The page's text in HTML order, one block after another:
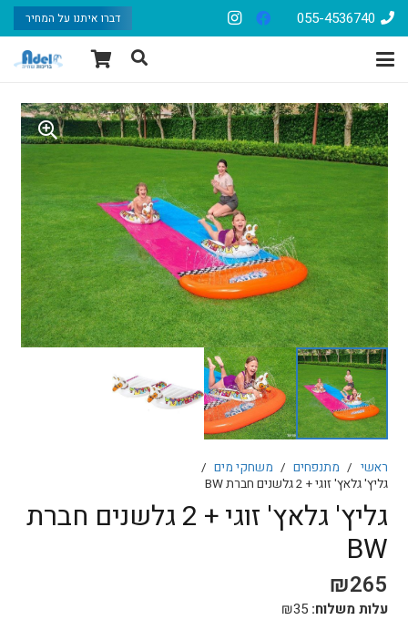
055-4536740 דברו איתנו על המחיר
ראשי / מתנפחים / משחקי מים /
גליץ' גלאץ' זוגי + 2 גלשנים חברת BW
גליץ' גלאץ' זוגי + 2 גלשנים חברת
BW
₪265
עלות משלוח: ₪35